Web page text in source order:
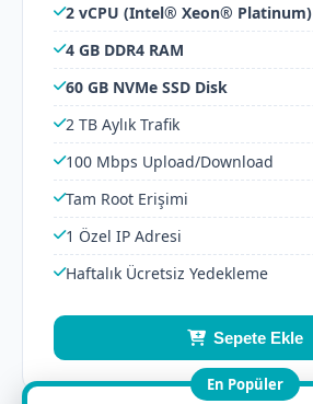
2 vCPU (Intel® Xeon® Platinum)
4 GB DDR4 RAM
60 GB NVMe SSD Disk
2 TB Aylık Trafik
100 Mbps Upload/Download
Tam Root Erişimi
1 Özel IP Adresi
Haftalık Ücretsiz Yedekleme
Sepete Ekle
En Popüler